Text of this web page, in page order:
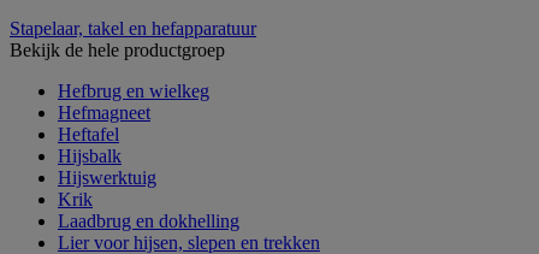
Stapelaar, takel en hefapparatuur
Bekijk de hele productgroep
Hefbrug en wielkeg
Hefmagneet
Heftafel
Hijsbalk
Hijswerktuig
Krik
Laadbrug en dokhelling
Lier voor hijsen, slepen en trekken